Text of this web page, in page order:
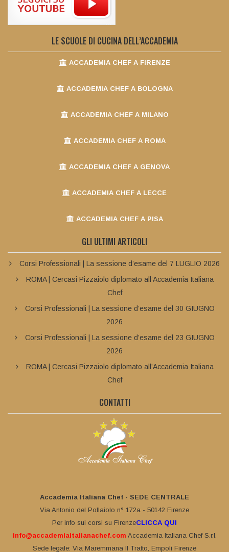
LE SCUOLE DI CUCINA DELL’ACCADEMIA
ACCADEMIA CHEF A FIRENZE
ACCADEMIA CHEF A BOLOGNA
ACCADEMIA CHEF A MILANO
ACCADEMIA CHEF A ROMA
ACCADEMIA CHEF A GENOVA
ACCADEMIA CHEF A LECCE
ACCADEMIA CHEF A PISA
GLI ULTIMI ARTICOLI
Corsi Professionali | La sessione d’esame del 7 LUGLIO 2026
ROMA | Cercasi Pizzaiolo diplomato all’Accademia Italiana
Chef
Corsi Professionali | La sessione d’esame del 30 GIUGNO
2026
Corsi Professionali | La sessione d’esame del 23 GIUGNO
2026
ROMA | Cercasi Pizzaiolo diplomato all’Accademia Italiana
Chef
CONTATTI
Accademia Italiana Chef - SEDE CENTRALE
Via Antonio del Pollaiolo n° 172a - 50142 Firenze
Per info sui corsi su FirenzeCLICCA QUI
info@accademiaitalianachef.com Accademia Italiana Chef S.r.l.
Sede legale: Via Maremmana II Tratto, Empoli Firenze